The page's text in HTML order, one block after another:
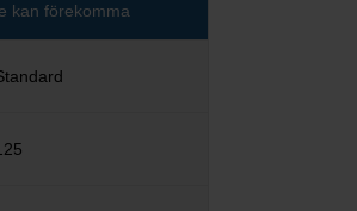
kan förekomma